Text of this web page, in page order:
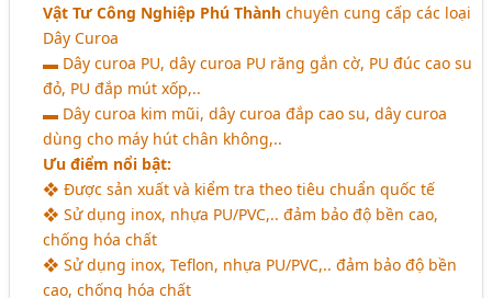
Vật Tư Công Nghiệp Phú Thành chuyên cung cấp các loại
Dây Curoa
▬ Dây curoa PU, dây curoa PU răng gắn cờ, PU đúc cao su
đỏ, PU đắp mút xốp,..
▬ Dây curoa kim mũi, dây curoa đắp cao su, dây curoa
dùng cho máy hút chân không,..
Ưu điểm nổi bật:
❖ Được sản xuất và kiểm tra theo tiêu chuẩn quốc tế
❖ Sử dụng inox, nhựa PU/PVC,.. đảm bảo độ bền cao,
chống hóa chất
❖ Sử dụng inox, Teflon, nhựa PU/PVC,.. đảm bảo độ bền
cao, chống hóa chất